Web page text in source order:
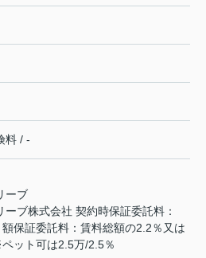
料 / -
ーブ
ーブ株式会社 契約時保証委託料：
保証委託料：賃料総額の2.2％又は
ット可は2.5万/2.5％